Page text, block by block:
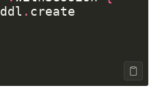
ddl . create